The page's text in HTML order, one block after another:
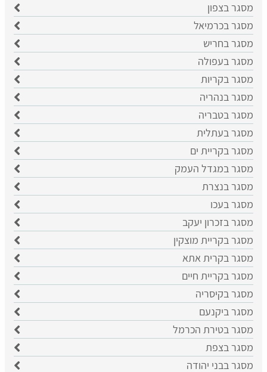
מסגר בצפון
מסגר בכרמיאל
מסגר בחריש
מסגר בעפולה
מסגר בקריות
מסגר בנהריה
מסגר בטבריה
מסגר בעתלית
מסגר בקריית ים
מסגר במגדל העמק
מסגר בנצרת
מסגר בעכו
מסגר בזכרון יעקב
מסגר בקריית מוצקין
מסגר בקרית אתא
מסגר בקריית חיים
מסגר בקיסריה
מסגר ביקנעם
מסגר בטירת הכרמל
מסגר בצפת
מסגר בבני יהודה